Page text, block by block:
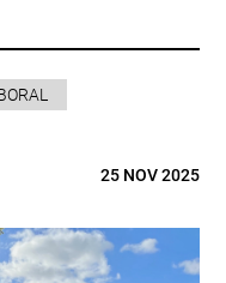
25 NOV 2025